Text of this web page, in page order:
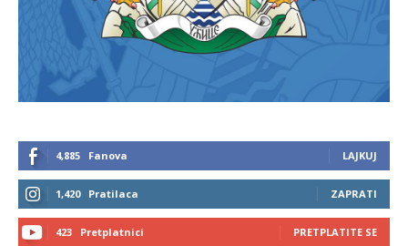
4,885 Fanova LAJKUJ
1,420 Pratilaca ZAPRATI
423 Pretplatnici PRETPLATITE SE